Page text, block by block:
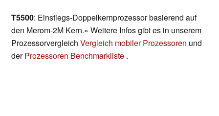
T5500: Einstiegs-Doppelkernprozessor basierend auf
den Merom-2M Kern.» Weitere Infos gibt es in unserem
Prozessorvergleich Vergleich mobiler Prozessoren und
derProzessoren Benchmarkliste .